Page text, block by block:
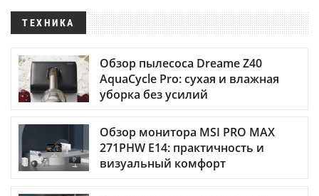
ТЕХНИКА
Обзор пылесоса Dreame Z40
AquaCycle Pro: сухая и влажная
уборка без усилий
Обзор монитора MSI PRO MAX
271PHW E14: практичность и
визуальный комфорт